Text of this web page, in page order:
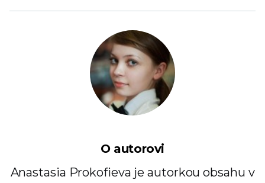
O autorovi
Anastasia Prokofieva je autorkou obsahu v